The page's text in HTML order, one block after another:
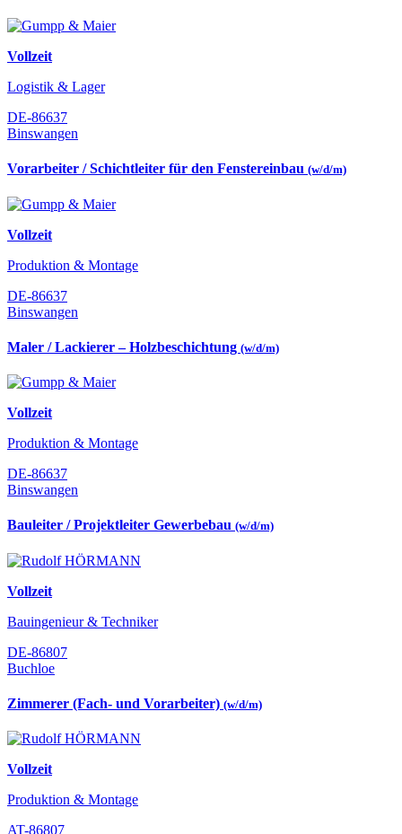
Vollzeit
Logistik & Lager
DE-86637
Binswangen
Vorarbeiter / Schichtleiter für den Fenstereinbau (w/d/m)
Vollzeit
Produktion & Montage
DE-86637
Binswangen
Maler / Lackierer – Holzbeschichtung (w/d/m)
Vollzeit
Produktion & Montage
DE-86637
Binswangen
Bauleiter / Projektleiter Gewerbebau (w/d/m)
Vollzeit
Bauingenieur & Techniker
DE-86807
Buchloe
Zimmerer (Fach- und Vorarbeiter) (w/d/m)
Vollzeit
Produktion & Montage
AT-86807